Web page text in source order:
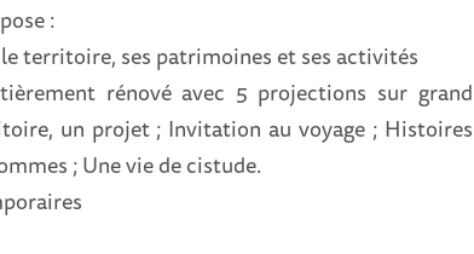
:
territoire, ses patrimoines et ses activités
rénové avec 5 projections sur grand
un projet ; Invitation au voyage ; Histoires
; Une vie de cistude.